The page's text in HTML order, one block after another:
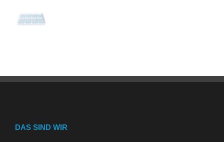
DAS SIND WIR